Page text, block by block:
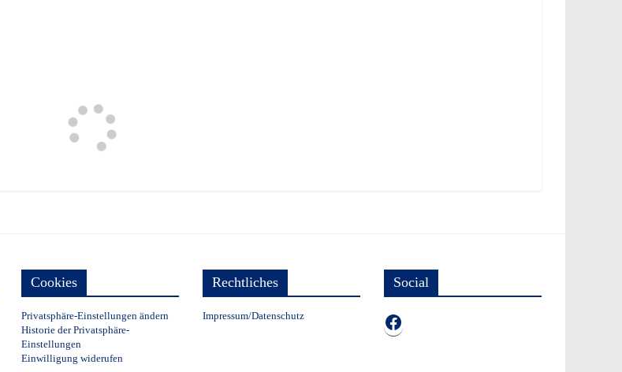
Cookies
Privatsphäre-Einstellungen ändern
Historie der Privatsphäre-
Einstellungen
Einwilligung widerufen
Rechtliches
Impressum/Datenschutz
Social
TB auf Facebook